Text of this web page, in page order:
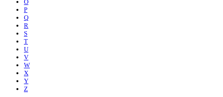
O
P
Q
R
S
T
U
V
W
X
Y
Z